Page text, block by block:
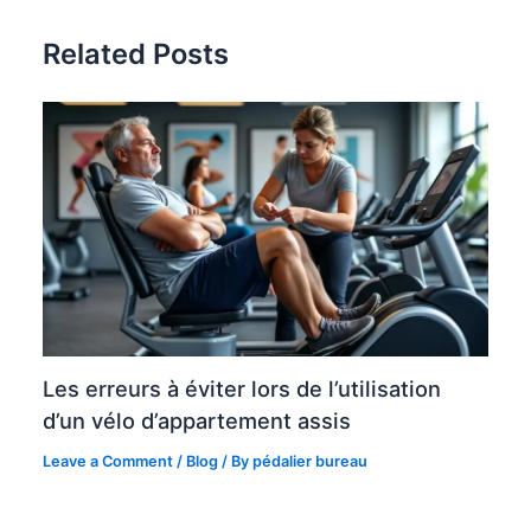
Related Posts
Les erreurs à éviter lors de l’utilisation
d’un vélo d’appartement assis
Leave a Comment / Blog / Bypédalier bureau